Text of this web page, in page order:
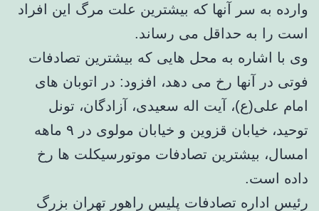
وارده به سر آنها که بیشترین علت مرگ این افراد
است را به حداقل می رساند.
وی با اشاره به محل هایی که بیشترین تصادفات
فوتی در آنها رخ می دهد، افزود: در اتوبان های
امام علی(ع)، آیت اله سعیدی، آزادگان، تونل
توحید، خیابان قزوین و خیابان مولوی در ۹ ماهه
امسال، بیشترین تصادفات موتورسیکلت ها رخ
داده است.
رئیس اداره تصادفات پلیس راهور تهران بزرگ